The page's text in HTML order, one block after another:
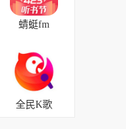
蜻蜓fm
版
全民K歌